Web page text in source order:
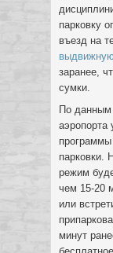
парковку
въезд на
заранее,
сумки.
По данным
программы
парковки.
режим
чем 15-20
или
минут